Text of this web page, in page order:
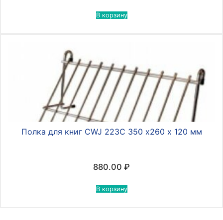
В корзину
Полка для книг CWJ 223С 350 х260 х 120 мм
880.00 ₽
В корзину